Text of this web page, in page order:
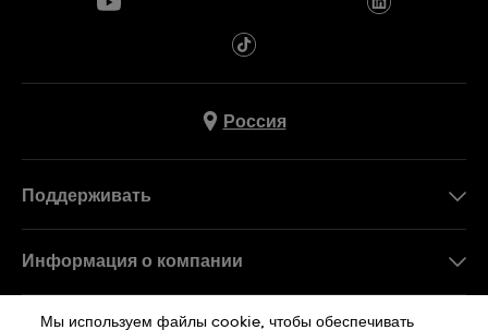
Россия
Поддерживать
Информация о компании
Мы используем файлы cookie, чтобы обеспечивать